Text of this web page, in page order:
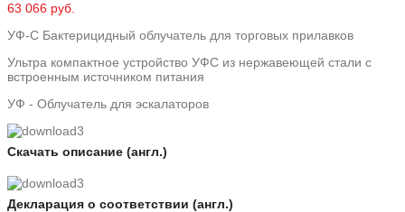
63 066 руб.
УФ-С Бактерицидный облучатель для торговых прилавков
Ультра компактное устройство УФС из нержавеющей стали с
встроенным источником питания
УФ - Облучатель для эскалаторов
Скачать описание (англ.)
Декларация о соответствии (англ.)